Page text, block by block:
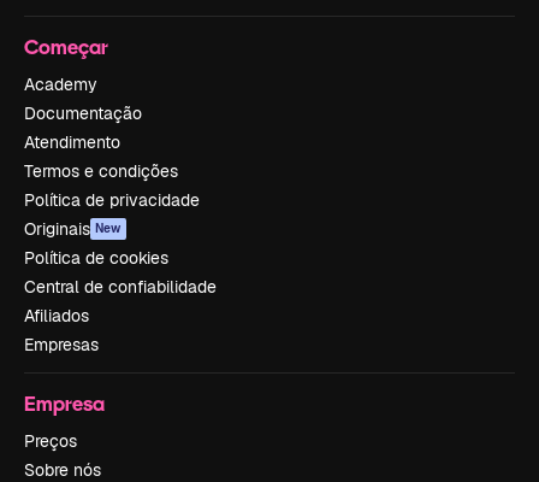
Começar
Academy
Documentação
Atendimento
Termos e condições
Política de privacidade
Originais New
Política de cookies
Central de confiabilidade
Afiliados
Empresas
Empresa
Preços
Sobre nós